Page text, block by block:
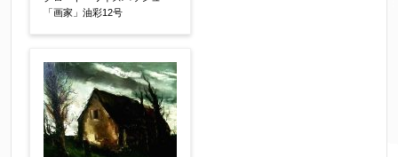
郵便番号 【必須】
↓郵便番号を入力すると住所の最初が自動入力さ
れます。番地以下は任意でも結構です。
「画家」油彩12号